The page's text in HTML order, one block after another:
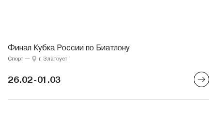
Финал Кубка России по Биатлону
Спорт — г. Златоуст
26.02-01.03